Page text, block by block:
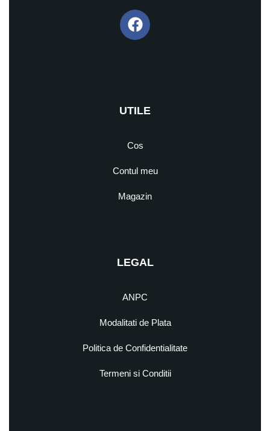
UTILE
Cos
Contul meu
Magazin
LEGAL
ANPC
Modalitati de Plata
Politica de Confidentialitate
Termeni si Conditii